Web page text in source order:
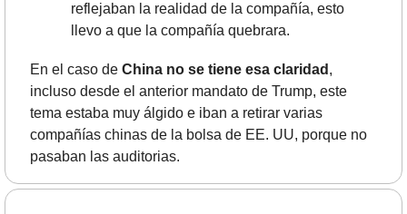
reflejaban la realidad de la compañía, esto
llevo a que la compañía quebrara.
En el caso de China no se tiene esa claridad ,
incluso desde el anterior mandato de Trump, este
tema estaba muy álgido e iban a retirar varias
compañías chinas de la bolsa de EE. UU, porque no
pasaban las auditorias.